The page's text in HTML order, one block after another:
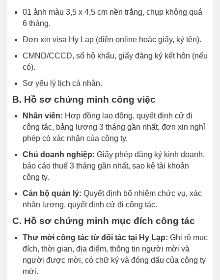
01 ảnh màu 3,5 x 4,5 cm nền trắng, chụp không quá
6 tháng.
Đơn xin visa Hy Lạp (điền online hoặc giấy, ký tên).
CMND/CCCD, sổ hộ khẩu, giấy đăng ký kết hôn (nếu
có).
Sơ yếu lý lịch cá nhân.
B. Hồ sơ chứng minh công việc
Nhân viên: Hợp đồng lao động, quyết định cử đi
công tác, bảng lương 3 tháng gần nhất, đơn xin nghỉ
phép có xác nhận của công ty.
Chủ doanh nghiệp: Giấy phép đăng ký kinh doanh,
báo cáo thuế 3 tháng gần nhất, sao kê tài khoản
công ty.
Cán bộ quản lý: Quyết định bổ nhiệm chức vụ, xác
nhận lương, quyết định cử đi công tác.
C. Hồ sơ chứng minh mục đích công tác
Thư mời công tác từ đối tác tại Hy Lạp: Ghi rõ mục
đích, thời gian, địa điểm, thông tin người mời và
người được mời, có chữ ký và đóng dấu của công ty
mời.